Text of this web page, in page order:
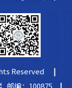
Reserved
邮编：100875